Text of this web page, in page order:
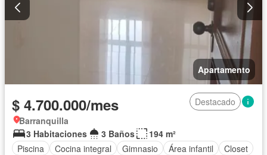
Apartamento
$ 4.700.000/mes
Destacado
Barranquilla
3 Habitaciones
3 Baños
194 m²
Piscina
Cocina integral Gimnasio Área infantil Closet